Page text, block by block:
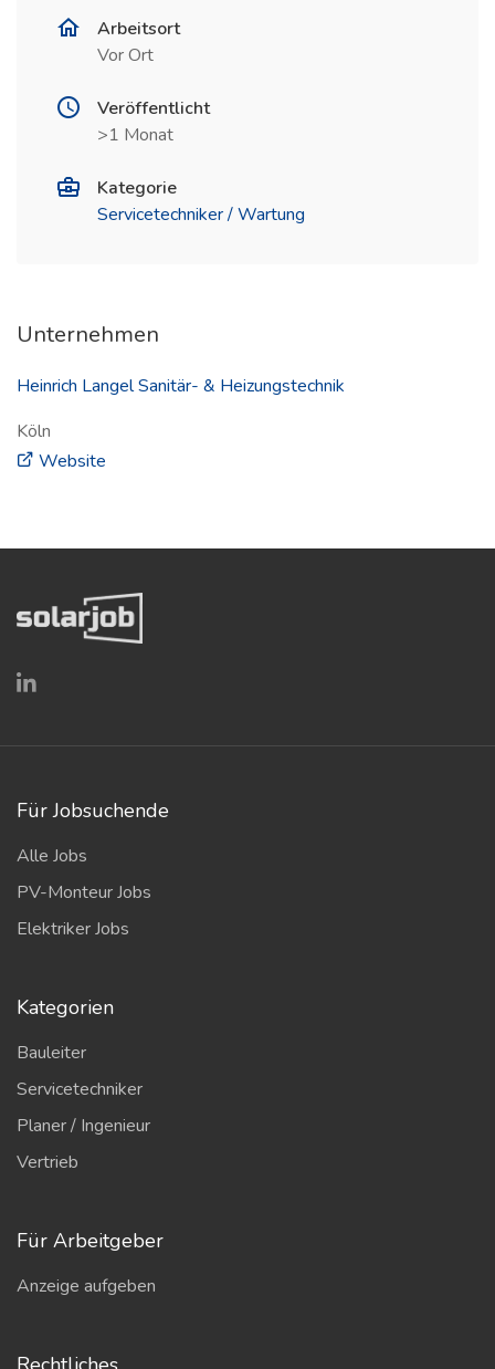
Arbeitsort
Vor Ort
Veröffentlicht
>1 Monat
Kategorie
Servicetechniker / Wartung
Unternehmen
Heinrich Langel Sanitär- & Heizungstechnik
Köln
Website
Für Jobsuchende
Alle Jobs
PV-Monteur Jobs
Elektriker Jobs
Kategorien
Bauleiter
Servicetechniker
Planer / Ingenieur
Vertrieb
Für Arbeitgeber
Anzeige aufgeben